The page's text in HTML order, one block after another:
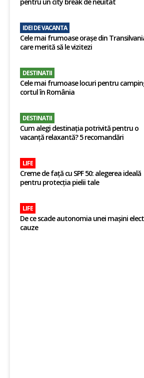
IDEI DE VACANTA
Cele mai frumoase orașe din
care merită să le vizitezi
DESTINATII
Cele mai frumoase locuri pentru
cortul în România
DESTINATII
Cum alegi destinația potrivită pentru o
vacanță relaxantă? 5 recomandări
LIFE
Creme de față cu SPF 50: alegerea ideală
pentru protecția pielii tale
LIFE
De ce scade autonomia unei mașini
cauze